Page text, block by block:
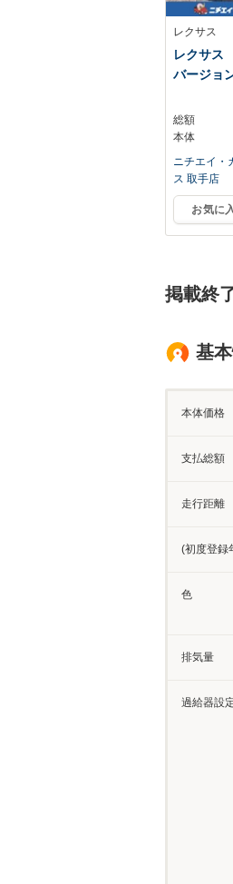
レクサス
レクサ
バージョ
総額
本体
ニチエイ・
ス 取手店
お気に
掲載終
基
本体価格
支払総額
走行距離
(初度登録
色
排気量
過給器設